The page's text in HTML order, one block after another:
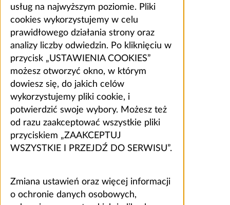
usług na najwyższym poziomie. Pliki
cookies wykorzystujemy w celu
prawidłowego działania strony oraz
analizy liczby odwiedzin. Po kliknięciu w
przycisk „USTAWIENIA COOKIES”
możesz otworzyć okno, w którym
dowiesz się, do jakich celów
wykorzystujemy pliki cookie, i
potwierdzić swoje wybory. Możesz też
od razu zaakceptować wszystkie pliki
przyciskiem „ZAAKCEPTUJ
WSZYSTKIE I PRZEJDŹ DO SERWISU”.
Zmiana ustawień oraz więcej informacji
o ochronie danych osobowych,